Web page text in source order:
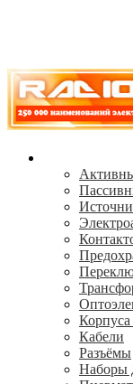
Кабели
Разъёмы
Наборы